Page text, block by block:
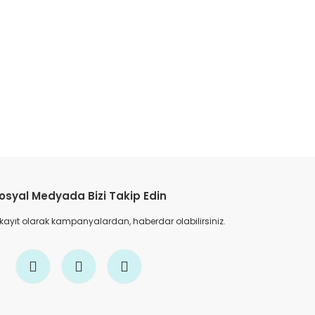
Medyada Bizi Takip Edin
olarak kampanyalardan, haberdar olabilirsiniz.